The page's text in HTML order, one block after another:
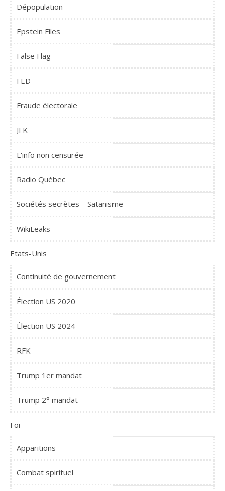
Dépopulation
Epstein Files
False Flag
FED
Fraude électorale
JFK
L'info non censurée
Radio Québec
Sociétés secrètes – Satanisme
WikiLeaks
Etats-Unis
Continuité de gouvernement
Élection US 2020
Élection US 2024
RFK
Trump 1er mandat
Trump 2° mandat
Foi
Apparitions
Combat spirituel